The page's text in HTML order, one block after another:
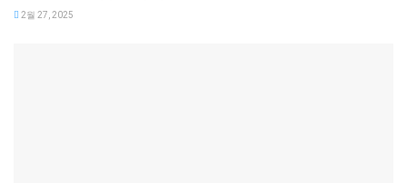
2월 27, 2025